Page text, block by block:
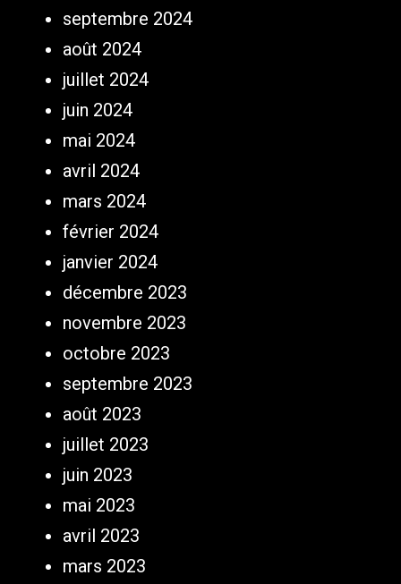
septembre 2024
août 2024
juillet 2024
juin 2024
mai 2024
avril 2024
mars 2024
février 2024
janvier 2024
décembre 2023
novembre 2023
octobre 2023
septembre 2023
août 2023
juillet 2023
juin 2023
mai 2023
avril 2023
mars 2023